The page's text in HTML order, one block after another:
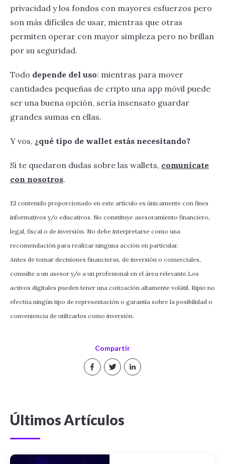
Compartir
privacidad y los fondos con mayores esfuerzos pero
son más difíciles de usar, mientras que otras
permiten operar con mayor simpleza pero no brillan
por su seguridad.
Todo depende del uso: mientras para mover
cantidades pequeñas de cripto una app móvil puede
ser una buena opción, sería insensato guardar
grandes sumas en ellas.
Y vos, ¿qué tipo de wallet estás necesitando?
Si te quedaron dudas sobre las wallets, comunicate
con nosotros.
El contenido proporcionado en este artículo es únicamente con fines
informativos y/o educativos. No constituye asesoramiento financiero,
legal, fiscal o de inversión. No debe interpretarse como una
recomendación para realizar ninguna acción en particular.
Antes de tomar decisiones financieras, de inversión o comerciales,
consulte a un asesor y/o a un profesional en el área relevante.Los
activos digitales pueden tener una cotización altamente volátil. Ripio no
efectúa ningún tipo de representación o garantía sobre la posibilidad o
conveniencia de utilizarlos como inversión.
Últimos Artículos